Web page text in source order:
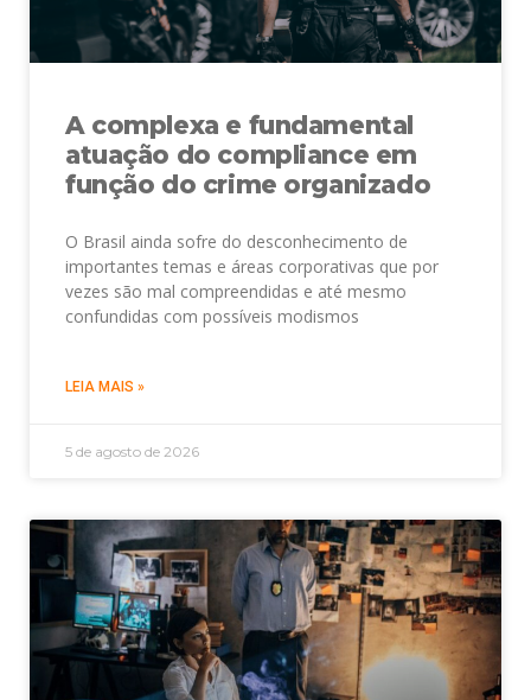
A complexa e fundamental
atuação do compliance em
função do crime organizado
O Brasil ainda sofre do desconhecimento de
importantes temas e áreas corporativas que por
vezes são mal compreendidas e até mesmo
confundidas com possíveis modismos
LEIA MAIS »
5 de agosto de 2026